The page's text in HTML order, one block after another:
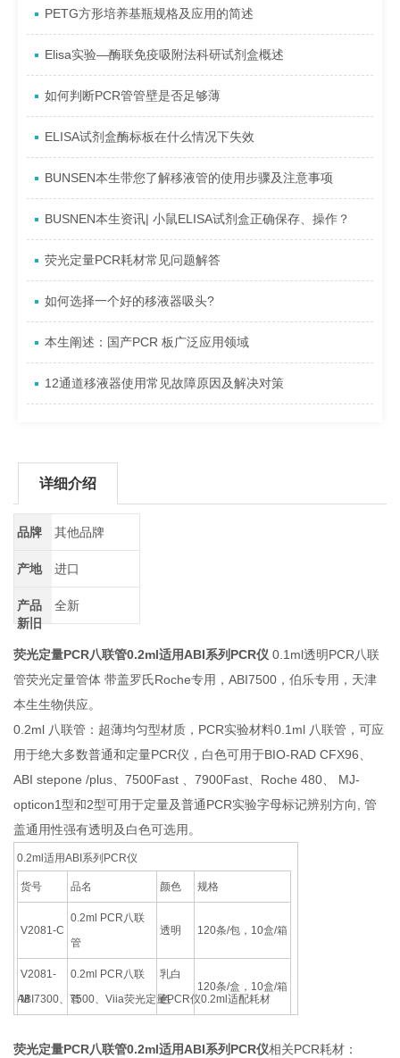
PETG方形培养基瓶规格及应用的简述
Elisa实验—酶联免疫吸附法科研试剂盒概述
如何判断PCR管管壁是否足够薄
ELISA试剂盒酶标板在什么情况下失效
BUNSEN本生带您了解移液管的使用步骤及注意事项
BUSNEN本生资讯| 小鼠ELISA试剂盒正确保存、操作？
荧光定量PCR耗材常见问题解答
如何选择一个好的移液器吸头?
本生阐述：国产PCR 板广泛应用领域
12通道移液器使用常见故障原因及解决对策
详细介绍
品牌 其他品牌
产地 进口
产品
新旧
全新
荧光定量PCR八联管0.2ml适用ABI系列PCR仪 0.1ml透明PCR八联
管荧光定量管体 带盖罗氏Roche专用，ABI7500，伯乐专用，天津
本生生物供应。
0.2ml 八联管：超薄均匀型材质，PCR实验材料0.1ml 八联管，可应
用于绝大多数普通和定量PCR仪，白色可用于BIO-RAD CFX96、
ABI stepone /plus、7500Fast 、7900Fast、Roche 480、 MJ-
opticon1型和2型可用于定量及普通PCR实验字母标记辨别方向, 管
盖通用性强有透明及白色可选用。
0.2ml适用ABI系列PCR仪
货号 品名 颜色 规格
V2081-C
0.2ml PCR八联
管
透明 120条/包，10盒/箱
V2081-
M
0.2ml PCR八联
管
乳白
色
120条/盒，10盒/箱
ABI7300、7500、Viia荧光定量PCR仪0.2ml适配耗材
荧光定量PCR八联管0.2ml适用ABI系列PCR仪相关PCR耗材：